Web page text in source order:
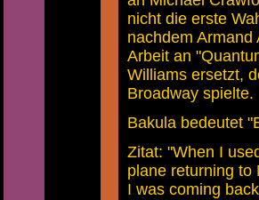
nicht die erste
nachdem
Arbeit an
Williams ersetzt,
Broadway spielte.
Bakula bedeutet
Zitat: "When I
plane returning to
I was coming